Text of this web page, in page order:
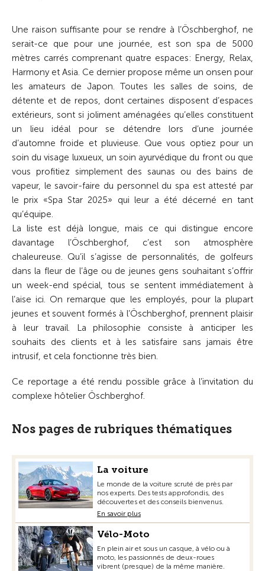
Une raison suffisante pour se rendre à l’Öschberghof, ne
serait-ce que pour une journée, est son spa de 5000
mètres carrés comprenant quatre espaces: Energy, Relax,
Harmony et Asia. Ce dernier propose même un onsen pour
les amateurs de Japon. Toutes les salles de soins, de
détente et de repos, dont certaines disposent d’espaces
extérieurs, sont si joliment aménagées qu’elles constituent
un lieu idéal pour se détendre lors d’une journée
d’automne froide et pluvieuse. Que vous optiez pour un
soin du visage luxueux, un soin ayurvédique du front ou que
vous profitiez simplement des saunas ou des bains de
vapeur, le savoir-faire du personnel du spa est attesté par
le prix «Spa Star 2025» qui leur a été décerné en tant
qu’équipe.
La liste est déjà longue, mais ce qui distingue encore
davantage l’Öschberghof, c’est son atmosphère
chaleureuse. Qu’il s’agisse de personnalités, de golfeurs
dans la fleur de l’âge ou de jeunes gens souhaitant s’offrir
un week-end spécial, tous se sentent immédiatement à
l’aise ici. On remarque que les employés, pour la plupart
jeunes et souvent formés à l’Öschberghof, prennent plaisir
à leur travail. La philosophie consiste à anticiper les
souhaits des clients et à les satisfaire sans jamais être
intrusif, et cela fonctionne très bien.
Ce reportage a été rendu possible grâce à l’invitation du
complexe hôtelier Öschberghof.
Nos pages de rubriques thématiques
La voiture
Le monde de la voiture scruté de près par
nos experts. Des tests approfondis, des
découvertes et des conseils bienvenus.
En savoir plus
Vélo-Moto
En plein air et sous un casque, à vélo ou à
moto, les passionnés de deux-roues
vibrent (presque) de la même manière.